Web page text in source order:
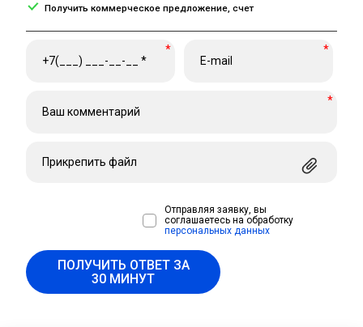
Получить коммерческое предложение, счет
* *
*
Прикрепить файл
Отправляя заявку, вы
соглашаетесь на обработку
персональных данных
ПОЛУЧИТЬ ОТВЕТ ЗА
30 МИНУТ